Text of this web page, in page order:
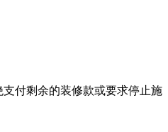
付剩余的装修款或要求停止施